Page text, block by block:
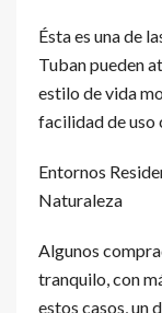
Ésta es una de
Tuban pueden
estilo de vida
facilidad de uso
Entornos
Naturaleza
Algunos
tranquilo, con
estos casos, un